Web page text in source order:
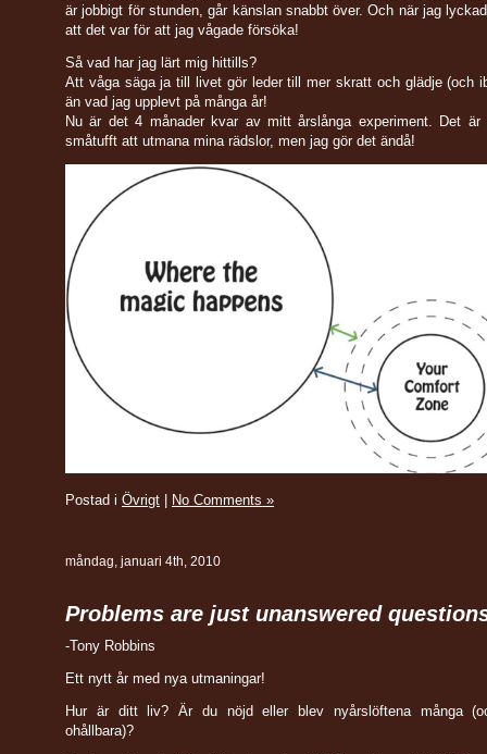
är jobbigt för stunden, går känslan snabbt över. Och när jag
att det var för att jag vågade försöka!
Så vad har jag lärt mig hittills?
Att våga säga ja till livet gör leder till mer skratt och glädje (och
än vad jag upplevt på många år!
Nu är det 4 månader kvar av mitt årslånga experiment. Det är
småtufft att utmana mina rädslor, men jag gör det ändå!
Postad i Övrigt No Comments »
måndag, januari 4th, 2010
Problems are just unanswered
-Tony Robbins
Ett nytt år med nya utmaningar!
Hur är ditt liv? Är du nöjd eller blev nyårslöftena många
ohållbara)?